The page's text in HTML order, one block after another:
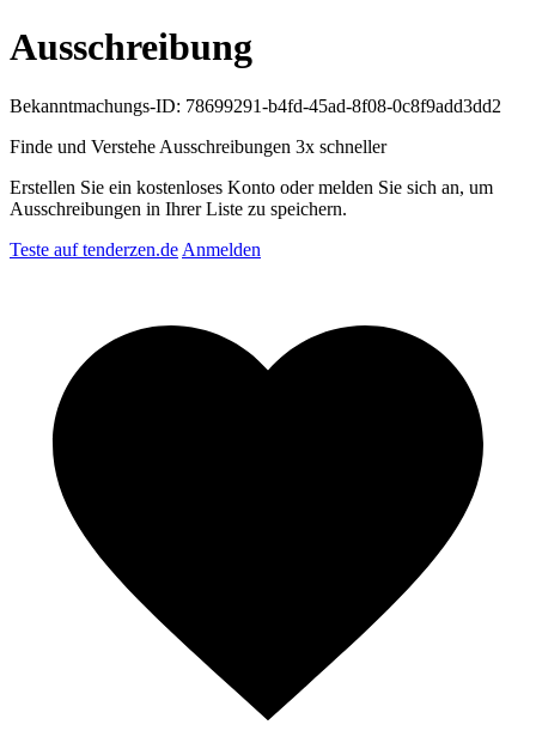
Ausschreibung
Bekanntmachungs-ID: 78699291-b4fd-45ad-8f08-0c8f9add3dd2
Finde und Verstehe Ausschreibungen 3x schneller
Erstellen Sie ein kostenloses Konto oder melden Sie sich an, um
Ausschreibungen in Ihrer Liste zu speichern.
Teste auf tenderzen.de Anmelden